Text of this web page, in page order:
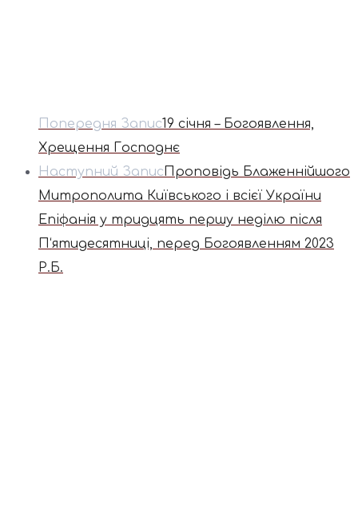
Попередня Запис19 січня – Богоявлення,
Хрещення Господнє
Наступний ЗаписПроповідь Блаженнійшого
Митрополита Київського і всієї України
Епіфанія у тридцять першу неділю після
П‘ятидесятниці, перед Богоявленням 2023
Р.Б.